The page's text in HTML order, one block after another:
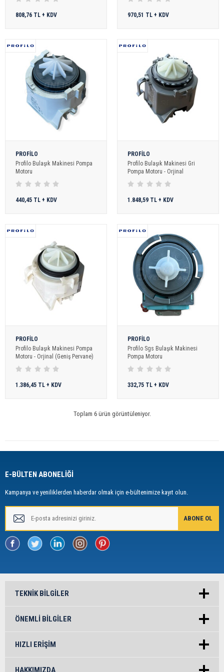
808,76 TL + KDV 970,51 TL + KDV
PROFİLO
Profilo Bulaşık Makinesi Pompa
Motoru
440,45 TL + KDV
PROFİLO
Profilo Bulaşık Makinesi Gri
Pompa Motoru - Orjinal
1.848,59 TL + KDV
PROFİLO
Profilo Bulaşık Makinesi Pompa
Motoru - Orjinal (Geniş Pervane)
1.386,45 TL + KDV
PROFİLO
Profilo Sgs Bulaşık Makinesi
Pompa Motoru
332,75 TL + KDV
Toplam 6 ürün görüntüleniyor.
E-BÜLTEN ABONELİĞİ
Kampanya ve yeniliklerden haberdar olmak için e-bültenimize kayıt olun.
TEKNIK BILGILER
ÖNEMLI BILGILER
HIZLI ERIŞIM
HAKKIMIZDA